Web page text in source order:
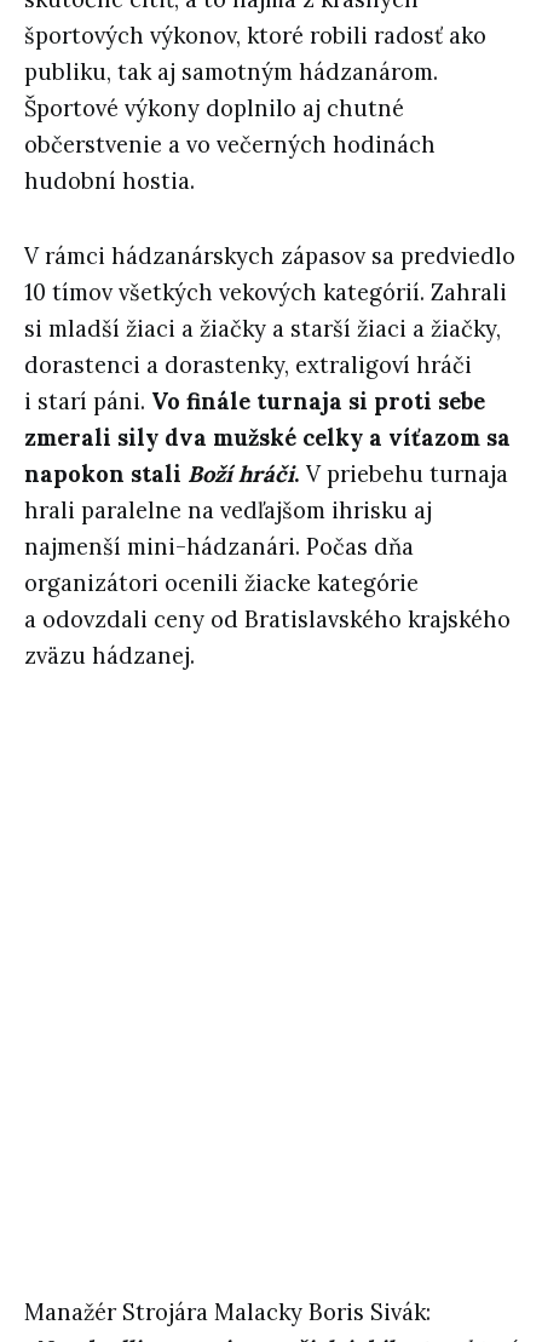
športových výkonov, ktoré robili radosť ako
publiku, tak aj samotným hádzanárom.
Športové výkony doplnilo aj chutné
občerstvenie a vo večerných hodinách
hudobní hostia.
V rámci hádzanárskych zápasov sa predviedlo
10 tímov všetkých vekových kategórií. Zahrali
si mladší žiaci a žiačky a starší žiaci a žiačky,
dorastenci a dorastenky, extraligoví hráči
i starí páni. Vo finále turnaja si proti sebe
zmerali sily dva mužské celky a víťazom sa
napokon stali Boží hráči. V priebehu turnaja
hrali paralelne na vedľajšom ihrisku aj
najmenší mini-hádzanári. Počas dňa
organizátori ocenili žiacke kategórie
a odovzdali ceny od Bratislavského krajského
zväzu hádzanej.
Manažér Strojára Malacky Boris Sivák: